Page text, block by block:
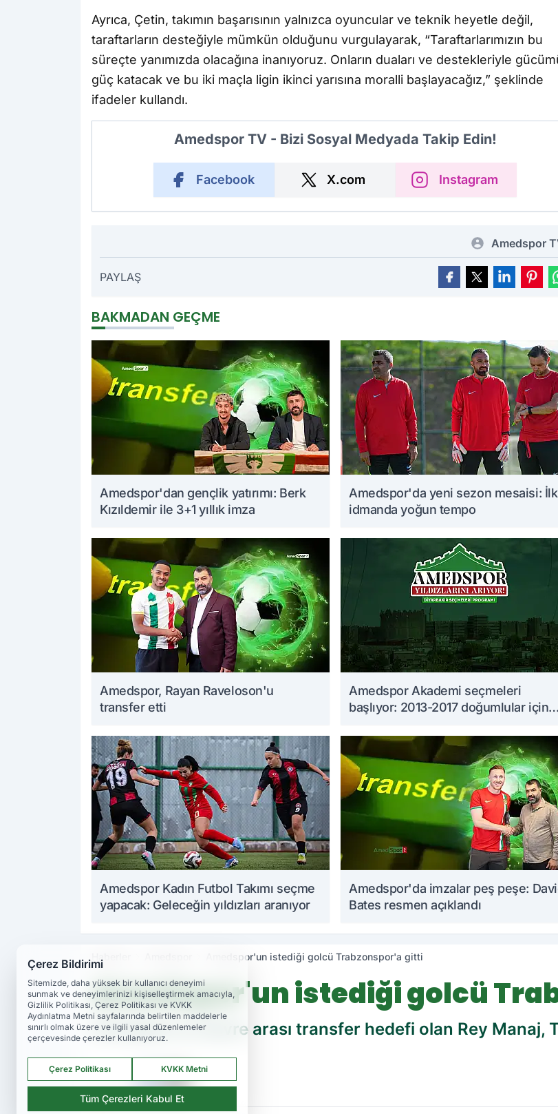
Ayrıca, Çetin, takımın başarısının yalnızca oyuncular ve teknik heyetle değil,
taraftarların desteğiyle mümkün olduğunu vurgulayarak, “Taraftarlarımızın bu
süreçte yanımızda olacağına inanıyoruz. Onların duaları ve destekleriyle
güç katacak ve bu iki maçla ligin ikinci yarısına moralli başlayacağız,” şeklinde
ifadeler kullandı.
Amedspor TV - Bizi Sosyal Medyada Takip Edin!
Facebook X.com Instagram
Amedspor
PAYLAŞ
BAKMADAN GEÇME
Amedspor'dan gençlik yatırımı: Berk
Kızıldemir ile 3+1 yıllık imza
Amedspor'da yeni sezon mesaisi: İlk
idmanda yoğun tempo
Amedspor, Rayan Raveloson'u
transfer etti
Amedspor Akademi seçmeleri
başlıyor: 2013-2017 doğumlular için
Amedspor Kadın Futbol Takımı seçme
yapacak: Geleceğin yıldızları aranıyor
Amedspor'da imzalar peş peşe:
Bates resmen açıklandı
Haberler Amedspor'un istediği golcü Trabzonspor'a gitti
Amedspor'un istediği golcü
Amedspor'un devre arası transfer hedefi olan Rey Manaj,
PAYLAŞ
Çerez Bildirimi
Sitemizde, daha yüksek bir kullanıcı deneyimi
sunmak ve deneyimlerinizi kişiselleştirmek amacıyla,
Gizlilik Politikası, Çerez Politikası ve KVKK
Aydınlatma Metni sayfalarında belirtilen maddelerle
sınırlı olmak üzere ve ilgili yasal düzenlemeler
çerçevesinde çerezler kullanıyoruz.
Çerez Politikası KVKK Metni
Tüm Çerezleri Kabul Et